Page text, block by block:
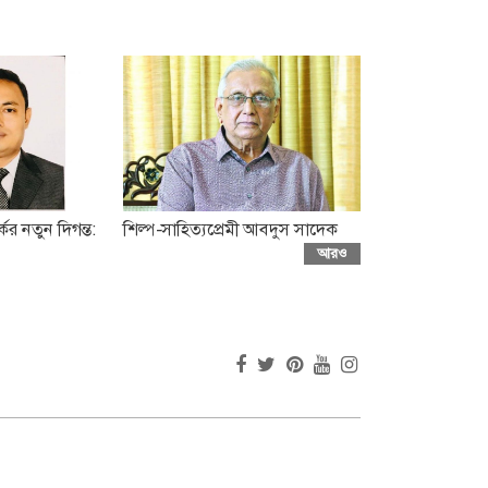
নতুন দিগন্ত: শিল্প-সাহিত্যপ্রেমী আবদুস সাদেক
আরও